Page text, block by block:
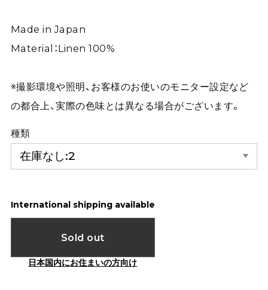
Made in Japan
Material：Linen 100%
※撮影環境や照明、お客様のお使いのモニター設定など
の都合上、実際の色味とは異なる場合がございます。
種類
International shipping available
Sold out
日本国内にお住まいの方向け